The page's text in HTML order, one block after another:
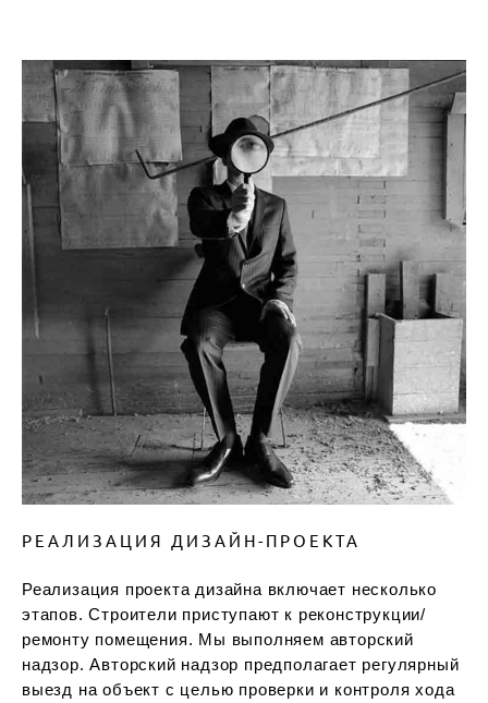
РЕАЛИЗАЦИЯ ДИЗАЙН-ПРОЕКТА
Реализация проекта дизайна включает несколько
этапов. Строители приступают к реконструкции/
ремонту помещения. Мы выполняем авторский
надзор. Авторский надзор предполагает регулярный
выезд на объект с целью проверки и контроля хода